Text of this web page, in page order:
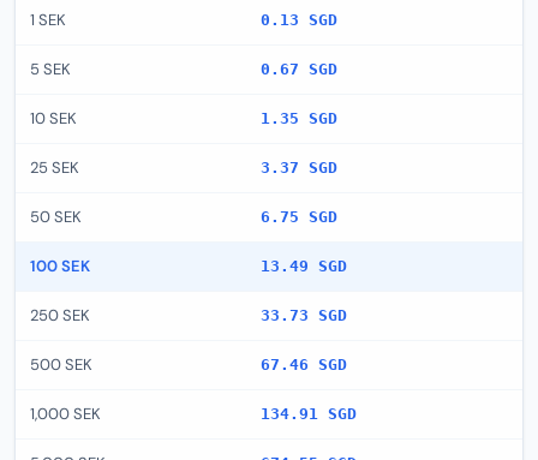
1 SEK 0.13 SGD
5 SEK 0.67 SGD
10 SEK 1.35 SGD
25 SEK 3.37 SGD
50 SEK 6.75 SGD
100 SEK 13.49 SGD
250 SEK 33.73 SGD
500 SEK 67.46 SGD
1,000 SEK 134.91 SGD